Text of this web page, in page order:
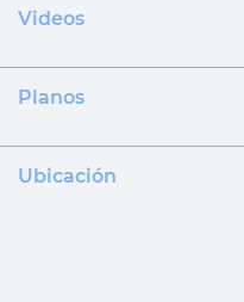
Videos
Planos
Ubicación